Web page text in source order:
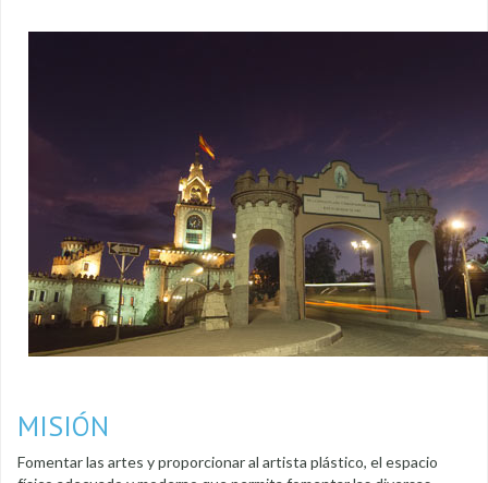
MISIÓN
Fomentar las artes y proporcionar al artista plástico, el espacio